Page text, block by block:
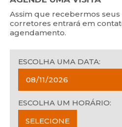
Assim que recebermos
corretores entrará em
agendamento.
ESCOLHA UMA DATA:
ESCOLHA UM HORÁRIO: